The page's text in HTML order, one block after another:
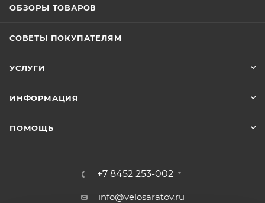
ОБЗОРЫ ТОВАРОВ
СОВЕТЫ ПОКУПАТЕЛЯМ
УСЛУГИ
ИНФОРМАЦИЯ
ПОМОЩЬ
+7 8452 253-002
info@velosaratov.ru